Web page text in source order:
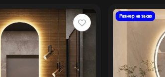
Размер на заказ